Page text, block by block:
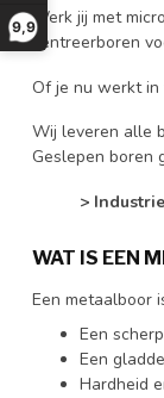
9,9Werk jij met
centreerboren
Of je nu werkt in
Wij leveren alle
Geslepen boren
>
WAT IS EEN
Een metaalboor
Een
Een
Hardheid